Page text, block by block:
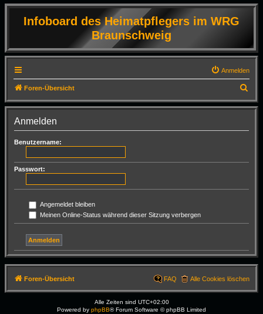
Infoboard des Heimatpflegers im WRG
Braunschweig
Anmelden
Foren-Übersicht
u
Anmelden
Benutzername:
Passwort:
Angemeldet bleiben
Meinen Online-Status während dieser Sitzung verbergen
Foren-Übersicht Alle Cookies löschen
FAQ
Alle Zeiten sind UTC+02:00
Powered by phpBB® Forum Software © phpBB Limited